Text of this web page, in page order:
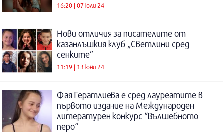
16:20 | 07 юли 24
Нови отличия за писателите от
казанлъшкия клуб „Светлини сред
сенките”
11:19 | 13 юни 24
Фая Гератлиева е сред лауреатите в
първото издание на Международен
литературен конкурс “Вълшебното
перо“